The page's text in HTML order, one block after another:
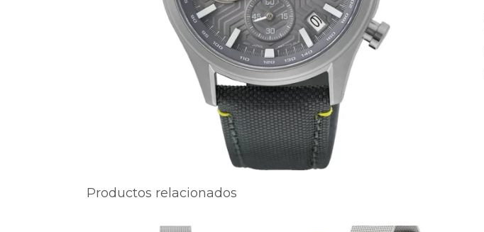
Productos relacionados